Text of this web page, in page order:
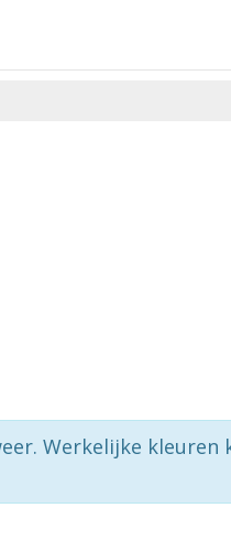
Werkelijke kleuren